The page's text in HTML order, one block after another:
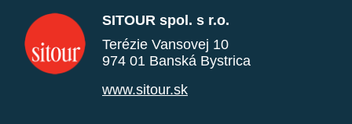
SITOUR spol. s r.o.
Terézie Vansovej 10
974 01 Banská Bystrica
www.sitour.sk